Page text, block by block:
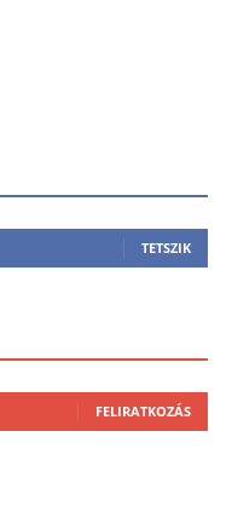
TETSZIK
FELIRATKOZÁS